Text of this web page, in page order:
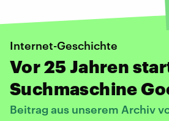
Internet-Geschichte
Vor 25 Jahren
Suchmaschine
Beitrag aus unserem Archiv